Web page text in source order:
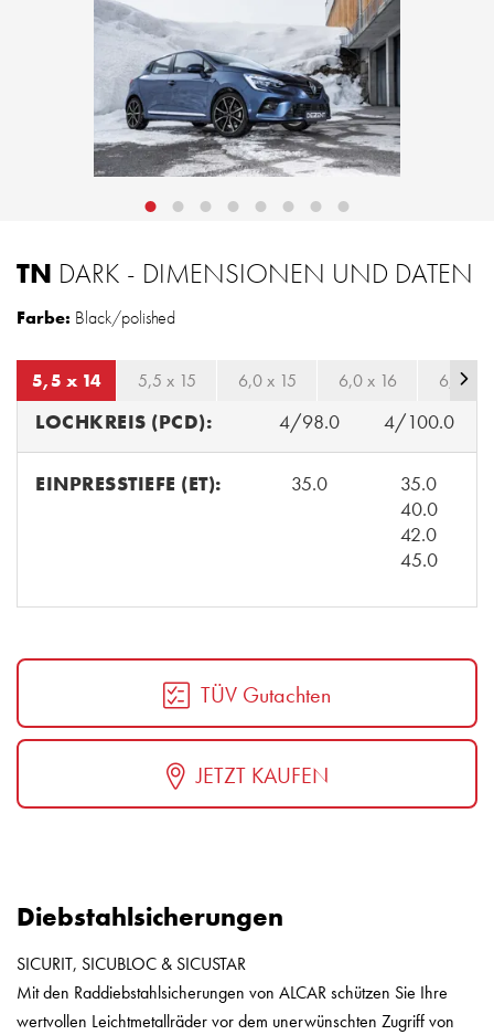
TN DARK - DIMENSIONEN UND DATEN
Farbe: Black/polished
5,5 x 14 5,5 x 15 6,0 x 15 6,0 x 16 6,5 x
LOCHKREIS (PCD): 4/98.0 4/100.0
EINPRESSTIEFE (ET): 35.0
35.0
40.0
42.0
45.0
TÜV Gutachten
JETZT KAUFEN
Diebstahlsicherungen
SICURIT, SICUBLOC & SICUSTAR
Mit den Raddiebstahlsicherungen von ALCAR schützen Sie Ihre
wertvollen Leichtmetallräder vor dem unerwünschten Zugriff von